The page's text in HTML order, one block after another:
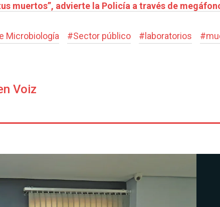
muertos”, advierte la Policía a través de
Microbiología #Sector público # laboratorios #
Voiz